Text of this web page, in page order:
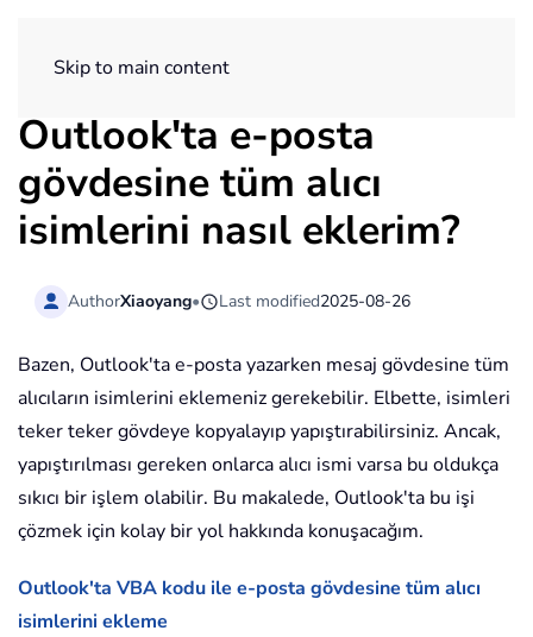
Skip to main content
Outlook'ta e-posta
gövdesine tüm alıcı
isimlerini nasıl eklerim?
AuthorXiaoyang• Last modified2025-08-26
Bazen, Outlook'ta e-posta yazarken mesaj gövdesine tüm
alıcıların isimlerini eklemeniz gerekebilir. Elbette, isimleri
teker teker gövdeye kopyalayıp yapıştırabilirsiniz. Ancak,
yapıştırılması gereken onlarca alıcı ismi varsa bu oldukça
sıkıcı bir işlem olabilir. Bu makalede, Outlook'ta bu işi
çözmek için kolay bir yol hakkında konuşacağım.
Outlook'ta VBA kodu ile e-posta gövdesine tüm alıcı
isimlerini ekleme